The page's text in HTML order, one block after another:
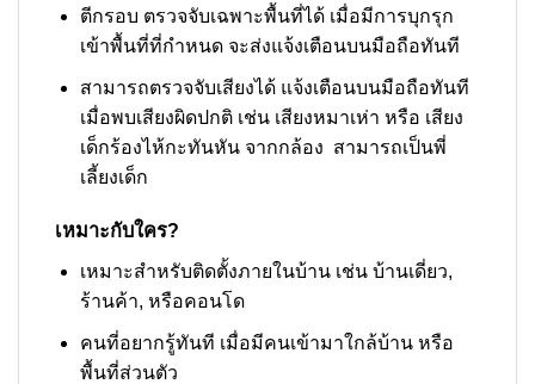
ตีกรอบ ตรวจจับเฉพาะพื้นที่ได้ เมื่อมีการบุกรุก
เข้าพื้นที่ที่กำหนด จะส่งแจ้งเตือนบนมือถือทันที
สามารถตรวจจับเสียงได้ แจ้งเตือนบนมือถือทันที
เมื่อพบเสียงผิดปกติ เช่น เสียงหมาเห่า หรือ เสียง
เด็กร้องไห้กะทันหัน จากกล้อง สามารถเป็นพี่
เลี้ยงเด็ก
เหมาะกับใคร?
เหมาะสำหรับติดตั้งภายในบ้าน เช่น บ้านเดี่ยว,
ร้านค้า, หรือคอนโด
คนที่อยากรู้ทันที เมื่อมีคนเข้ามาใกล้บ้าน หรือ
พื้นที่ส่วนตัว